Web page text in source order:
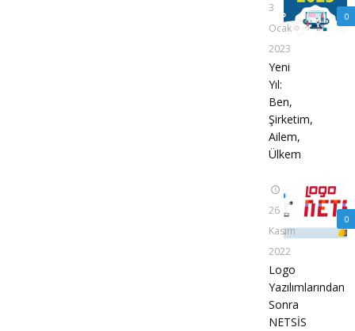
0
3
Ocak
2023
Yeni
Yıl:
Ben,
Şirketim,
Ailem,
Ülkem
0
26
Kasım
2022
Logo
Yazılımlarından
Sonra
NETSİS